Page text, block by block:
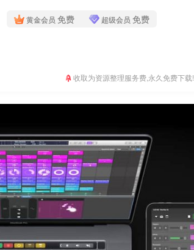
黄金会员 免费 超级会员 免费
收取为资源整理服务费,永久免费下载!